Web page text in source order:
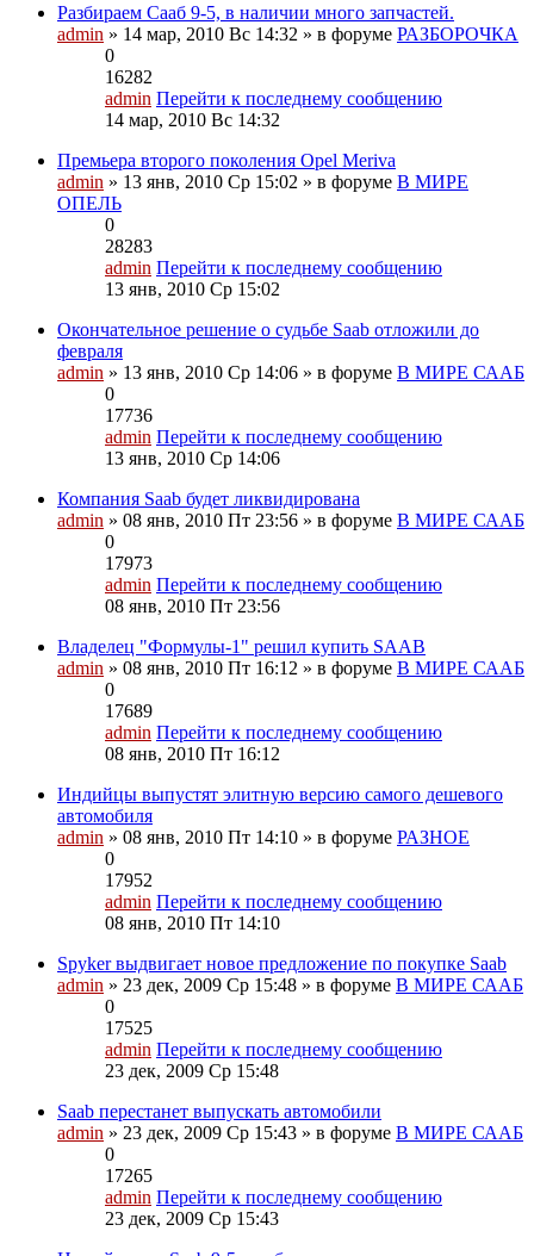
Разбираем Сааб 9-5, в наличии много запчастей.
admin » 14 мар, 2010 Вс 14:32 » в форуме РАЗБОРОЧКА
0
16282
admin Перейти к последнему сообщению
14 мар, 2010 Вс 14:32
Премьера второго поколения Opel Meriva
admin » 13 янв, 2010 Ср 15:02 » в форуме В МИРЕ
ОПЕЛЬ
0
28283
admin Перейти к последнему сообщению
13 янв, 2010 Ср 15:02
Окончательное решение о судьбе Saab отложили до
февраля
admin » 13 янв, 2010 Ср 14:06 » в форуме В МИРЕ СААБ
0
17736
admin Перейти к последнему сообщению
13 янв, 2010 Ср 14:06
Компания Saab будет ликвидирована
admin » 08 янв, 2010 Пт 23:56 » в форуме В МИРЕ СААБ
0
17973
admin Перейти к последнему сообщению
08 янв, 2010 Пт 23:56
Владелец "Формулы-1" решил купить SAAB
admin » 08 янв, 2010 Пт 16:12 » в форуме В МИРЕ СААБ
0
17689
admin Перейти к последнему сообщению
08 янв, 2010 Пт 16:12
Индийцы выпустят элитную версию самого дешевого
автомобиля
admin » 08 янв, 2010 Пт 14:10 » в форуме РАЗНОЕ
0
17952
admin Перейти к последнему сообщению
08 янв, 2010 Пт 14:10
Spyker выдвигает новое предложение по покупке Saab
admin » 23 дек, 2009 Ср 15:48 » в форуме В МИРЕ СААБ
0
17525
admin Перейти к последнему сообщению
23 дек, 2009 Ср 15:48
Saab перестанет выпускать автомобили
admin » 23 дек, 2009 Ср 15:43 » в форуме В МИРЕ СААБ
0
17265
admin Перейти к последнему сообщению
23 дек, 2009 Ср 15:43